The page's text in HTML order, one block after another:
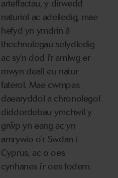
arteffactau, y dirwedd
naturiol ac adeiledig, mae
hefyd yn ymdrin â
thechnolegau sefydledig
ac sy'n dod i'r amlwg er
mwyn deall eu natur
faterol. Mae cwmpas
daearyddol a chronolegol
diddordebau ymchwil y
grŵp yn eang ac yn
amrywio o'r Swdan i
Cyprus, ac o oes
cynhanes i'r oes fodern.